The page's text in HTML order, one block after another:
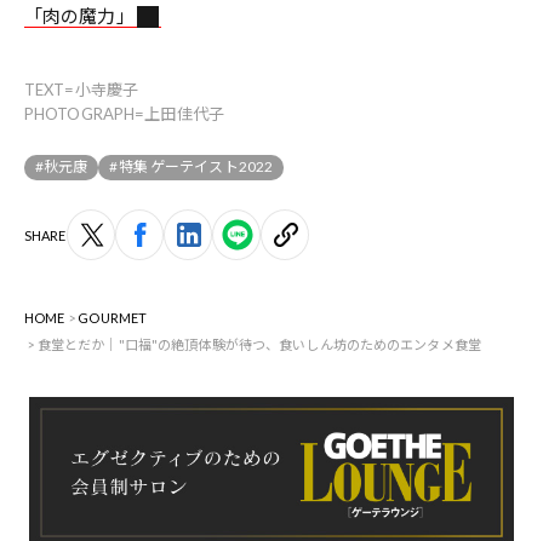
「肉の魔力」
TEXT=小寺慶子
PHOTOGRAPH=上田佳代子
#秋元康 #特集 ゲーテイスト2022
SHARE
HOME
GOURMET
食堂とだか｜"口福"の絶頂体験が待つ、食いしん坊のためのエンタメ食堂